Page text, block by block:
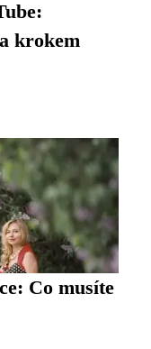
krokem
Co musíte